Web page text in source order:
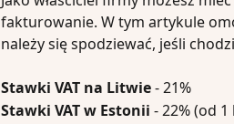
fakturowanie. W tym artykule
należy się spodziewać, jeśli
Stawki VAT na Litwie - 21%
Stawki VAT w Estonii - 22% (od 1